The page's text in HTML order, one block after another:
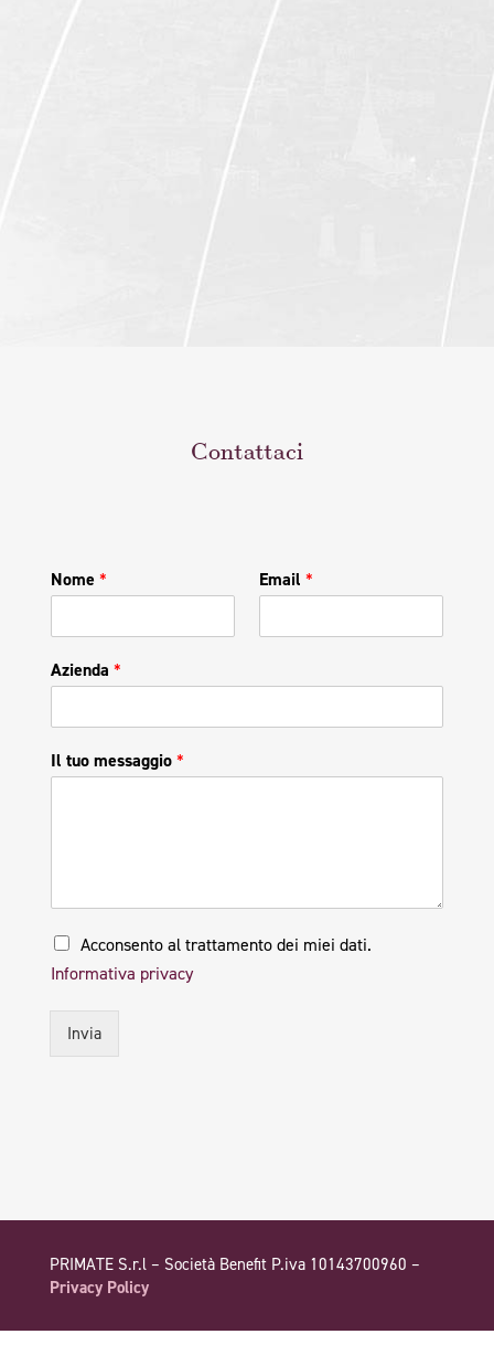
Contattaci
Nome * Email *
Azienda *
Il tuo messaggio*
P
r
i
v
Acconsento al trattamento dei miei dati.
Informativa privacy
Invia
PRIMATE S.r.l – Società Benefit P.iva 10143700960 –
Privacy Policy